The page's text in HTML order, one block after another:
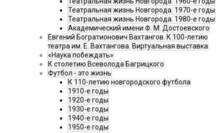
Театральная жизнь Новгорода. 1970-е годы
Театральная жизнь Новгорода. 1980-е годы
Академический имени Ф. М. Достоевского
Евгений Богратионович Вахтангов. К 100-летию
театра им. Е. Вахтангова. Виртуальная выставка
«Наука побеждать»
К столетию Всеволода Багрицкого
Футбол - это жизнь
К 110-летию новгородского футбола
1910-е годы
1920-е годы
1930-е годы
1940-е годы
1950-е годы